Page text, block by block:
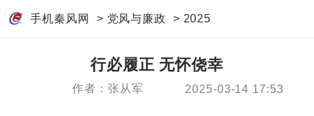
手机秦风网 > 党风与廉政 > 2025
行必履正 无怀侥幸
作者：张从军 2025-03-14 17:53